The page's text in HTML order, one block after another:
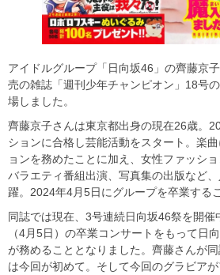
アイドルグループ「日向坂46」の齊藤京
売の雑誌「週刊少年チャンピオン」18号
場しました。
齊藤京子さんは東京都出身の現在26歳。
ションに合格し芸能活動をスタート。楽
ョンを務めたことに加え、女性ファッショ
バラエティ番組出演、写真集の出版など
躍。2024年4月5日にグループを卒業する
同誌では現在、3号連続日向坂46祭を開催
（4月5日）の卒業コンサートをもって日
が務めることとなりました。齊藤さんが
は今回が初めて。そして今回のグラビア